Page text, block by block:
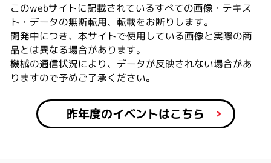
このwebサイトに記載されているすべての画像・テキス
ト・データの無断転用、転載をお断りします。
開発中につき、本サイトで使用している画像と実際の商
品とは異なる場合があります。
機械の通信状況により、データが反映されない場合があ
りますので予めご了承ください。
昨年度のイベントはこちら